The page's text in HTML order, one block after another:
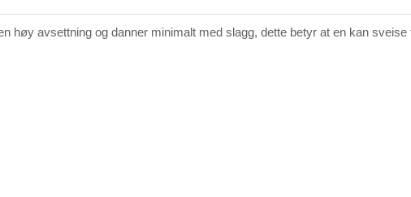
høy avsettning og danner minimalt med slagg, dette betyr at en kan